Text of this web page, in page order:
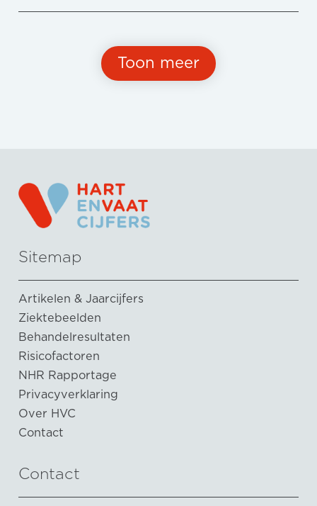
Toon meer
Sitemap
Artikelen & Jaarcijfers
Ziektebeelden
Behandelresultaten
Risicofactoren
NHR Rapportage
Privacyverklaring
Over HVC
Contact
Contact